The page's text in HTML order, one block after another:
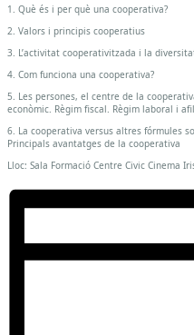
1. Què és i per què una cooperativa?
2. Valors i principis cooperatius
3. L’activitat cooperativitzada i la
4. Com funciona una cooperativa?
5. Les persones, el centre de la
econòmic. Règim fiscal. Règim laboral i
6. La cooperativa versus altres fórmules
Principals avantatges de la cooperativa
Lloc: Sala Formació Centre Civic Cinema